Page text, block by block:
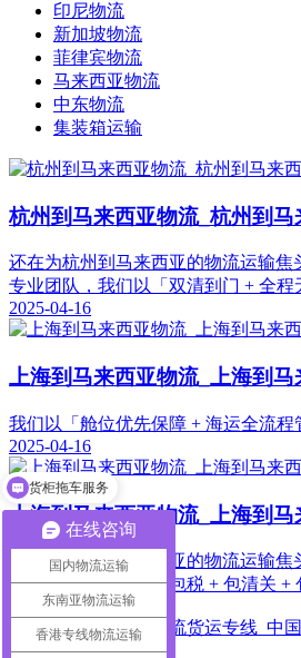
印尼物流
新加坡物流
菲律宾物流
马来西亚物流
中东物流
集装箱运输
杭州到马来西亚物流_杭州到
还在为杭州到马来西亚的物流运输
专业团队，我们以「双清到门 + 全
2025-04-16
上海到马来西亚物流_上海到
我们以「舱位优先保障 + 海运全流
2025-04-16
上海到马来西亚物流_上海到
还在为上海到马来西亚的物流运输
专业团队，我们以「包税 + 包清关
2025-04-16
在线咨询
国内物流运输
东南亚物流运输
香港专线物流运输
货柜拖车服务